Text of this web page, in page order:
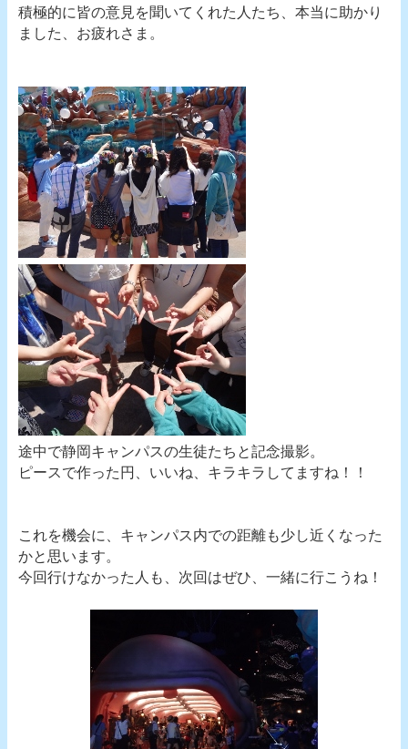
積極的に皆の意見を聞いてくれた人たち、本当に助かり
ました、お疲れさま。
途中で静岡キャンパスの生徒たちと記念撮影。
ピースで作った円、いいね、キラキラしてますね！！
これを機会に、キャンパス内での距離も少し近くなった
かと思います。
今回行けなかった人も、次回はぜひ、一緒に行こうね！